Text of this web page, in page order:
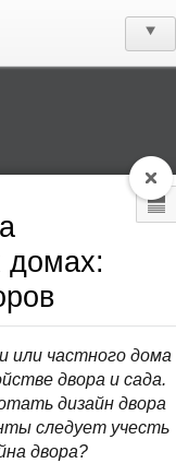
домах:
или частного дома
двора и сада.
дизайн двора
следует учесть
двора?